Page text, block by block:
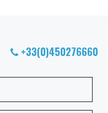
+33(0)450276660